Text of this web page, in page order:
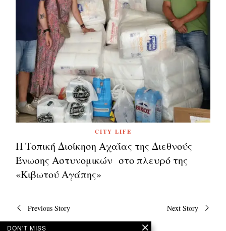
CITY LIFE
Η Τοπική Διοίκηση Αχαΐας της Διεθνούς
Ένωσης Αστυνομικών στο πλευρό της
«Κιβωτού Αγάπης»
Πλοήγηση
Previous Story Next Story
DON'T MISS